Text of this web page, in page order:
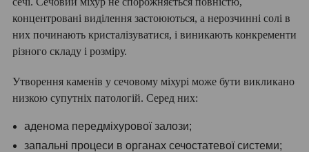
концентровані виділення застоюються, а нерозчинні солі в
них починають кристалізуватися, і виникають конкременти
різного складу і розміру.
Утворення каменів у сечовому міхурі може бути викликано
низкою супутніх патологій. Серед них:
аденома передміхурової залози;
запальні процеси в органах сечостатевої системи;